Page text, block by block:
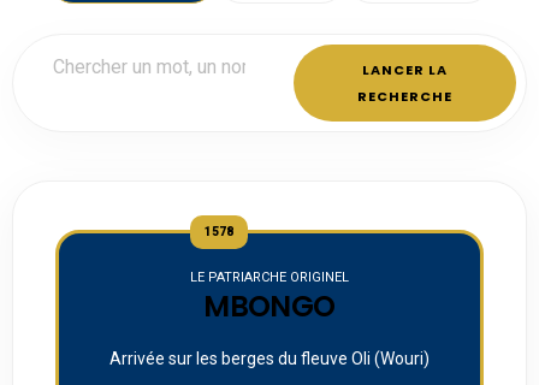
LANCER LA
RECHERCHE
1578
LE PATRIARCHE ORIGINEL
MBONGO
Arrivée sur les berges du fleuve Oli (Wouri)